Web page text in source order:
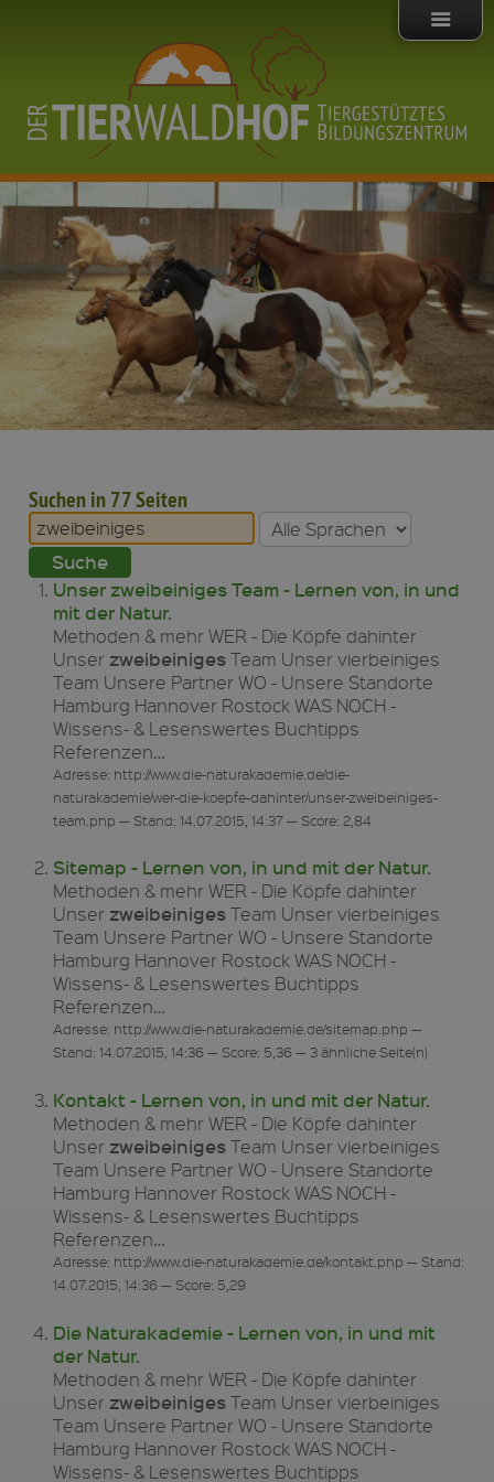
Suchen in 77 Seiten
Unser zweibeiniges Team - Lernen von, in und
mit der Natur.
Methoden & mehr WER - Die Köpfe dahinter
Unser zweibeinigesTeam Unser vierbeiniges
Team Unsere Partner WO - Unsere Standorte
Hamburg Hannover Rostock WAS NOCH -
Wissens- & Lesenswertes Buchtipps
Referenzen…
Adresse: http://www.die-naturakademie.de/die-
naturakademie/wer-die-koepfe-dahinter/unser-zweibeiniges-
team.php — Stand: 14.07.2015, 14:37 — Score: 2,84
Sitemap - Lernen von, in und mit der Natur.
Methoden & mehr WER - Die Köpfe dahinter
Unser zweibeinigesTeam Unser vierbeiniges
Team Unsere Partner WO - Unsere Standorte
Hamburg Hannover Rostock WAS NOCH -
Wissens- & Lesenswertes Buchtipps
Referenzen…
Adresse: http://www.die-naturakademie.de/sitemap.php —
Stand: 14.07.2015, 14:36 — Score: 5,36 — 3 ähnliche Seite(n)
Kontakt - Lernen von, in und mit der Natur.
Methoden & mehr WER - Die Köpfe dahinter
Unser zweibeinigesTeam Unser vierbeiniges
Team Unsere Partner WO - Unsere Standorte
Hamburg Hannover Rostock WAS NOCH -
Wissens- & Lesenswertes Buchtipps
Referenzen…
Adresse: http://www.die-naturakademie.de/kontakt.php — Stand:
14.07.2015, 14:36 — Score: 5,29
Die Naturakademie - Lernen von, in und mit
der Natur.
Methoden & mehr WER - Die Köpfe dahinter
Unser zweibeinigesTeam Unser vierbeiniges
Team Unsere Partner WO - Unsere Standorte
Hamburg Hannover Rostock WAS NOCH -
Wissens- & Lesenswertes Buchtipps